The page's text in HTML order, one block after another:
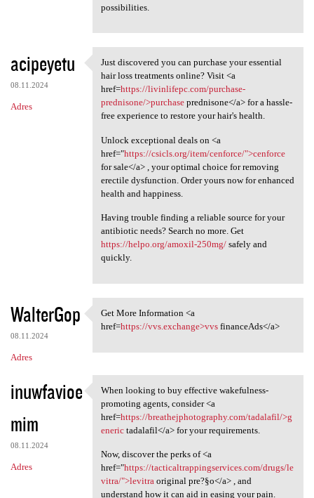
possibilities.
acipeyetu
08.11.2024
Adres
Just discovered you can
Just discovered you can purchase your essential
hair loss treatments online? Visit <a
href=https://livinlifepc.com/purchase-
prednisone/>purchaseprednisone</a> for a hassle-
free experience to restore your hair's health.
Unlock exceptional deals on <a
href="https://csicls.org/item/cenforce/">cenforce
for sale</a> , your optimal choice for removing
erectile dysfunction. Order yours now for enhanced
health and happiness.
Having trouble finding a reliable source for your
antibiotic needs? Search no more. Get
https://helpo.org/amoxil-250mg/safely and
quickly.
WalterGop
08.11.2024
Adres
Get More Information <a href
Get More Information <a
href=https://vvs.exchange>vvsfinanceAds</a>
inuwfavioe
mim
08.11.2024
Adres
When looking to buy effective
When looking to buy effective wakefulness-
promoting agents, consider <a
href=https://breathejphotography.com/tadalafil/>g
enerictadalafil</a> for your requirements.
Now, discover the perks of <a
href="https://tacticaltrappingservices.com/drugs/le
vitra/">levitraoriginal pre?§o</a> , and
understand how it can aid in easing your pain.